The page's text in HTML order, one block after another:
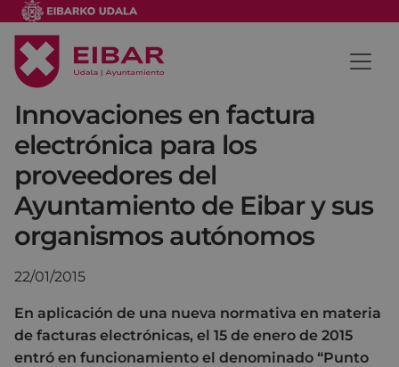
Innovaciones en factura
electrónica para los
proveedores del
Ayuntamiento de Eibar y sus
organismos autónomos
22/01/2015
En aplicación de una nueva normativa en materia
de facturas electrónicas, el 15 de enero de 2015
entró en funcionamiento el denominado “Punto